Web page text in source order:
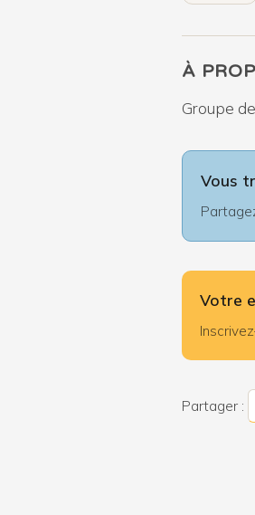
À
Groupe
Vous
Votre
Partager :